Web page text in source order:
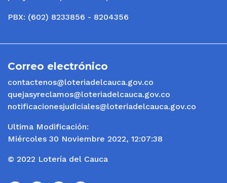
PBX: (602) 8233856 - 8204356
Correo electrónico
contactenos@loteriadelcauca.gov.co
quejasyreclamos@loteriadelcauca.gov.co
notificacionesjudiciales@loteriadelcauca.gov.co
Ultima Modificación:
Miércoles 30 Noviembre 2022, 12:07:38
© 2022 Lotería del Cauca